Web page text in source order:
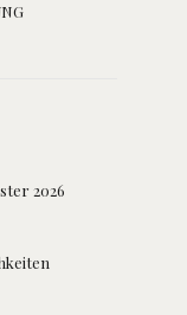
2026